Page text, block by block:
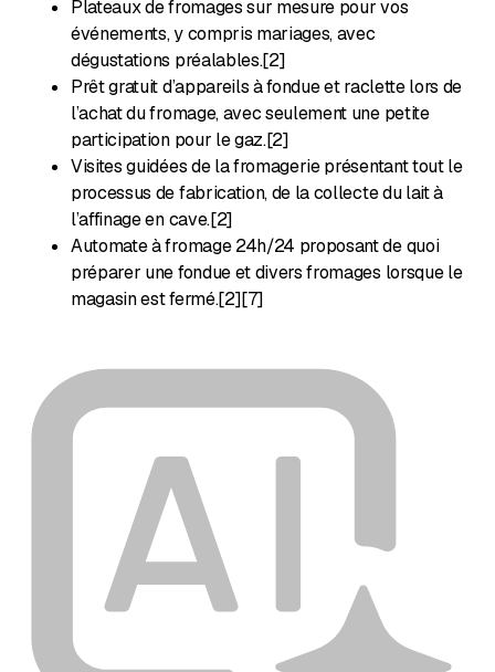
Plateaux de fromages sur mesure pour vos
événements, y compris mariages, avec
dégustations préalables.[2]
Prêt gratuit d’appareils à fondue et raclette lors de
l’achat du fromage, avec seulement une petite
participation pour le gaz.[2]
Visites guidées de la fromagerie présentant tout le
processus de fabrication, de la collecte du lait à
l’affinage en cave.[2]
Automate à fromage 24h/24 proposant de quoi
préparer une fondue et divers fromages lorsque le
magasin est fermé.[2][7]